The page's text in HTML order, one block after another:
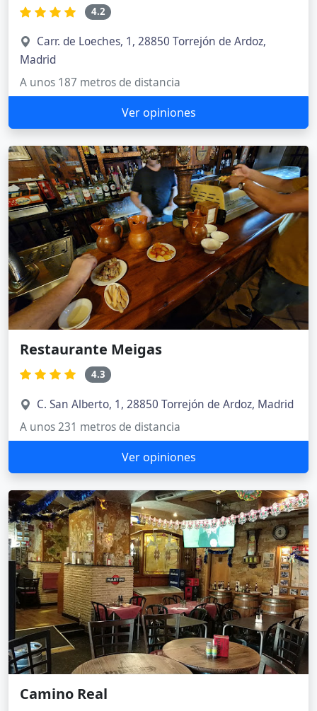
4.2
Carr. de Loeches, 1, 28850 Torrejón de Ardoz,
Madrid
A unos 187 metros de distancia
Ver opiniones
Restaurante Meigas
4.3
C. San Alberto, 1, 28850 Torrejón de Ardoz, Madrid
A unos 231 metros de distancia
Ver opiniones
Camino Real